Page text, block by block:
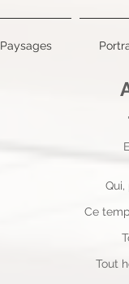
Paysages
Ce
Tout